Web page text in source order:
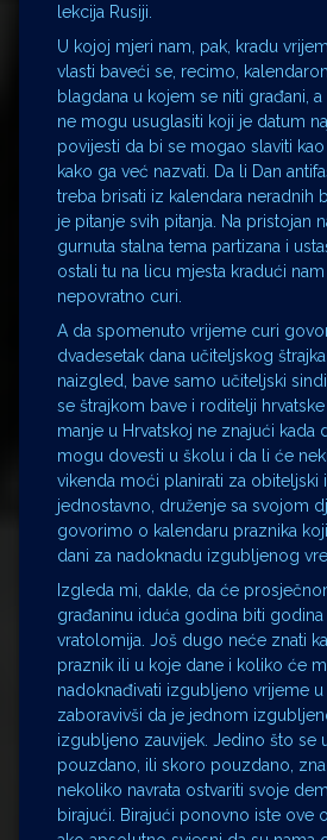
lekcija Rusiji.
U kojoj mjeri nam, pak, kradu
vlasti baveći se, recimo,
blagdana u kojem se niti građani,
ne mogu usuglasiti koji je datum
povijesti da bi se mogao slaviti
kako ga već nazvati. Da li Dan
treba brisati iz kalendara neradnih
je pitanje svih pitanja. Na pristojan
gurnuta stalna tema partizana i
ostali tu na licu mjesta kradući
nepovratno curi.
A da spomenuto vrijeme curi
dvadesetak dana učiteljskog
naizgled, bave samo učiteljski
se štrajkom bave i roditelji
manje u Hrvatskoj ne znajući kada
mogu dovesti u školu i da li će
vikenda moći planirati za obiteljski
jednostavno, druženje sa svojom
govorimo o kalendaru praznika
dani za nadoknadu izgubljenog
Izgleda mi, dakle, da će
građaninu iduća godina biti godina
vratolomija. Još dugo neće znati
praznik ili u koje dane i koliko će
nadoknađivati izgubljeno vrijeme
zaboravivši da je jednom
izgubljeno zauvijek. Jedino što se
pouzdano, ili skoro pouzdano,
nekoliko navrata ostvariti svoje
birajući. Birajući ponovno iste ove